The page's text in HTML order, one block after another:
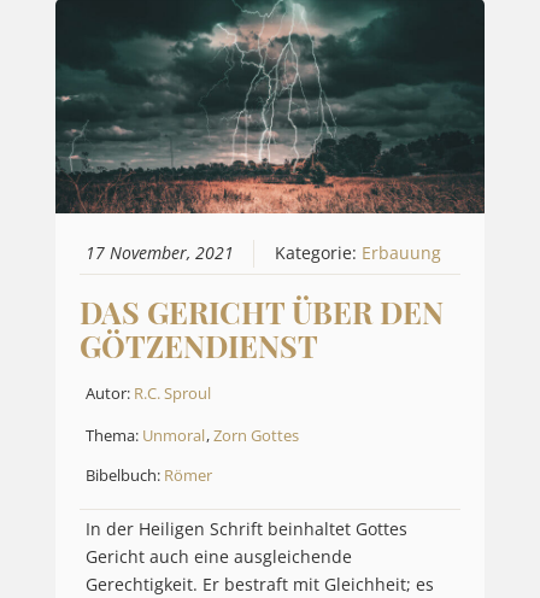
17 November, 2021 Kategorie: Erbauung
DAS GERICHT ÜBER DEN
GÖTZENDIENST
Autor: R.C. Sproul
Thema: Unmoral,Zorn Gottes
Bibelbuch: Römer
In der Heiligen Schrift beinhaltet Gottes
Gericht auch eine ausgleichende
Gerechtigkeit. Er bestraft mit Gleichheit; es